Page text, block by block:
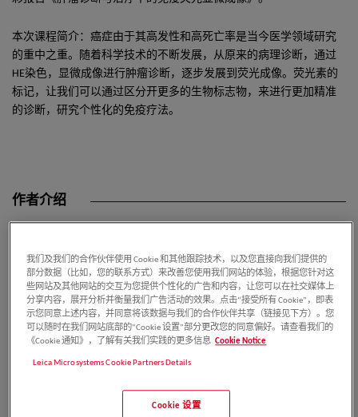
本次课程简介：癌症由于其高发性和高死亡率是当今医学领域研究
的重中之重。随着科学技术的不断发展，从原来的病理诊断，通过
HE染色，显微成像进行肿瘤诊断，逐步发展到荧光成像。荧光素的
标记，让我们可以通过区分开更多的生物标志物，来进行更加精准
的诊断，研究个性化的免疫疗法。
作者介绍
童昕
了解更多>
毕业于中山大学医学院。2019年进入显微成像行业，在显微成
像系统的硬件、软件及应用方面积累了丰富经验。目前在徕卡
我们及我们的合作伙伴使用 Cookie 和其他跟踪技术，以及您直接向我们提供的
部分数据（比如，您的联系方式）来改善您使用我们网站的体验，根据您针对这
些网站及其他网站的交互为您提供个性化的广告和内容，让您可以在社交媒体上
分享内容，展开分析并衡量我们广告活动的效果。点击“接受所有 Cookie”，即表
示您同意上述内容，并同意将该数据与我们的合作伙伴共享（链接见下方）。您
可以随时在我们网站底部的“Cookie 设置”部分更改您的同意偏好。请查看我们的
《Cookie 通知》，了解有关我们实践的更多信息 Cookie Notice
Leica Microsystems Cookie Partners Details
Cookie 设置